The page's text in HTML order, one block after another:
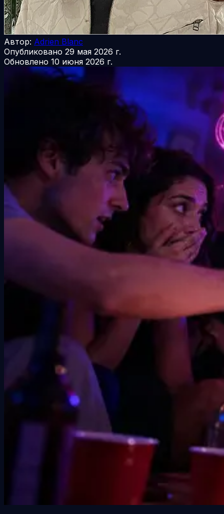
Автор: Adrien Blanc
Опубликовано 29 мая 2026 г.
Обновлено 10 июня 2026 г.